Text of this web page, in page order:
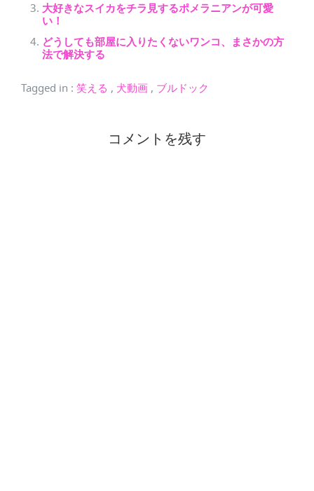
大好きなスイカをチラ見するポメラニアンが可愛
い！
どうしても部屋に入りたくないワンコ、まさかの方
法で解決する
Tagged in : 笑える , 犬動画 , ブルドック
コメントを残す